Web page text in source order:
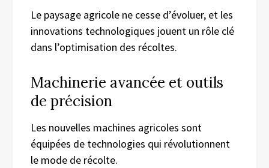
Le paysage agricole ne cesse d’évoluer, et les
innovations technologiques jouent un rôle clé
dans l’optimisation des récoltes.
Machinerie avancée et outils
de précision
Les nouvelles machines agricoles sont
équipées de technologies qui révolutionnent
le mode de récolte.